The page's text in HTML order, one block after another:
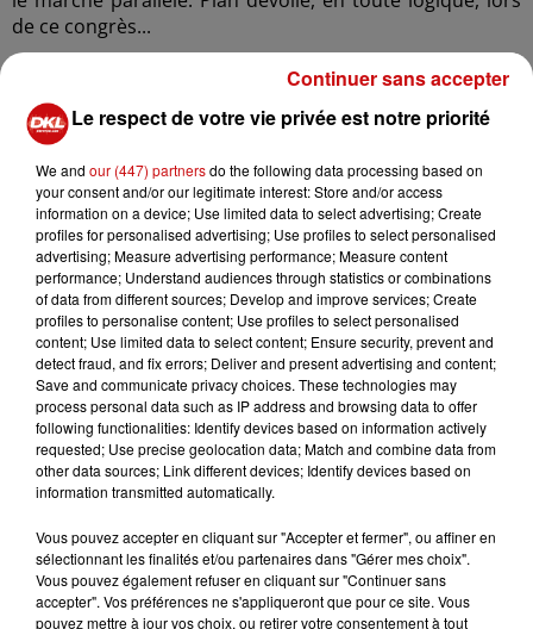
de ce congrès...
Le respect de votre vie privée est notre priorité
We and our (447) partnersdo the following data processing based on
your consent and/or our legitimate interest: Store and/or access
information on a device; Use limited data to select advertising; Create
profiles for personalised advertising; Use profiles to select personalised
advertising; Measure advertising performance; Measure content
performance; Understand audiences through statistics or combinations
of data from different sources; Develop and improve services; Create
profiles to personalise content; Use profiles to select personalised
content; Use limited data to select content; Ensure security, prevent and
detect fraud, and fix errors; Deliver and present advertising and content;
Save and communicate privacy choices. These technologies may
process personal data such as IP address and browsing data to offer
following functionalities: Identify devices based on information actively
requested; Use precise geolocation data; Match and combine data from
other data sources; Link different devices; Identify devices based on
information transmitted automatically.
Vous pouvez accepter en cliquant sur "Accepter et fermer", ou affiner en
sélectionnant les finalités et/ou partenaires dans "Gérer mes choix".
Vous pouvez également refuser en cliquant sur "Continuer sans
accepter". Vos préférences ne s'appliqueront que pour ce site. Vous
pouvez mettre à jour vos choix, ou retirer votre consentement à tout
Continuer sans accepter